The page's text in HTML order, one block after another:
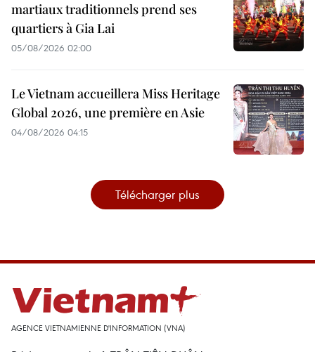
martiaux traditionnels prend ses
quartiers à Gia Lai
05/08/2026 02:00
Le Vietnam accueillera Miss Heritage
Global 2026, une première en Asie
04/08/2026 04:15
Télécharger plus
AGENCE VIETNAMIENNE D'INFORMATION (VNA)